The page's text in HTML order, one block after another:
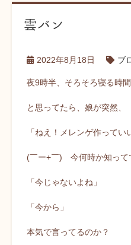
雲パン
2022年8月18日 ブ
夜9時半、そろそろ寝る時
と思ってたら、娘が突然、
「ねえ！メレンゲ作ってい
(￣ー+￣) 今何時か知って
「今じゃないよね」
「今から」
本気で言ってるのか？